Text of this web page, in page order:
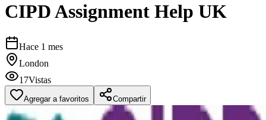
CIPD Assignment Help UK
Hace 1 mes
London
17Vistas
Agregar a favoritos Compartir